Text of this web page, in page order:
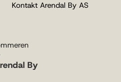
Kontakt Arendal By AS
By